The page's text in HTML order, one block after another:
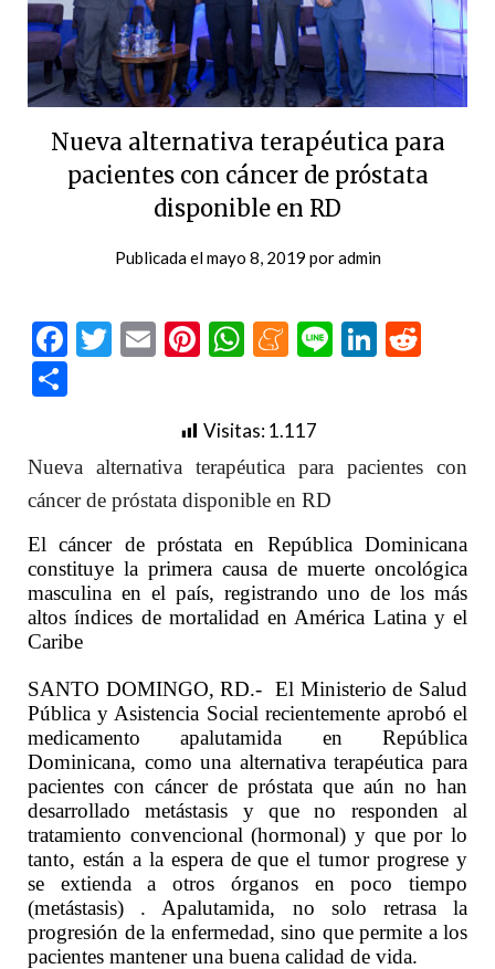
Nueva alternativa terapéutica para
pacientes con cáncer de próstata
disponible en RD
Publicada elmayo 8, 2019 poradmin
Facebook
Twitter
EmailPinterest
WhatsApp
Meneame
Line
Visitas:1.117
Nueva alternativa terapéutica para pacientes con
cáncer de próstata disponible en RD
El cáncer de próstata en República Dominicana
constituye la primera causa de muerte oncológica
masculina en el país, registrando uno de los más
altos índices de mortalidad en América Latina y el
Caribe
SANTO DOMINGO, RD.- El Ministerio de Salud
Pública y Asistencia Social recientemente aprobó el
medicamento apalutamida en República
Dominicana, como una alternativa terapéutica para
pacientes con cáncer de próstata que aún no han
desarrollado metástasis y que no responden al
tratamiento convencional (hormonal) y que por lo
tanto, están a la espera de que el tumor progrese y
se extienda a otros órganos en poco tiempo
(metástasis) . Apalutamida, no solo retrasa la
progresión de la enfermedad, sino que permite a los
pacientes mantener una buena calidad de vida.